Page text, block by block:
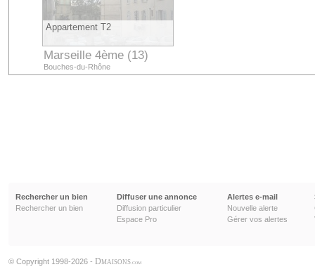
Appartement T2
Marseille 4ème (13)
Bouches-du-Rhône
Rechercher un bien
Rechercher un bien
Diffuser une annonce
Diffusion particulier
Espace Pro
Alertes e-mail
Nouvelle alerte
Gérer vos alertes
© Copyright 1998-2026 - DMAISONS .COM